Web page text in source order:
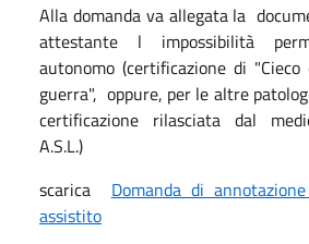
Alla domanda va allegata la
attestante l impossibilità
autonomo (certificazione di
guerra", oppure, per le altre
certificazione rilasciata dal
A.S.L.)
scarica Domanda di
assistito